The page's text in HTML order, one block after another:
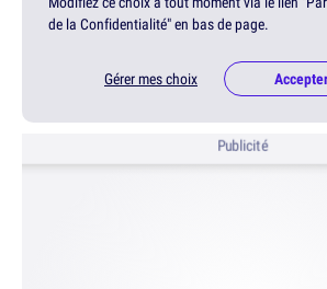
de la Confidentialité" en bas de page.
Gérer mes choix
Publicité